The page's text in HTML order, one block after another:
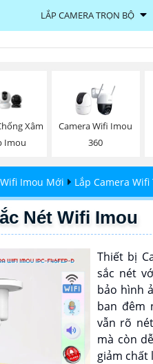
LẮP CAMERA TRỌN BỘ
Xâm
Imou
Camera Wifi Imou
360
Imou Mới Lắp Camera
Nét Wifi Imou
Thiết bị
sắc nét
bảo hình
ban đêm
vẫn rõ
mà còn
giảm chất